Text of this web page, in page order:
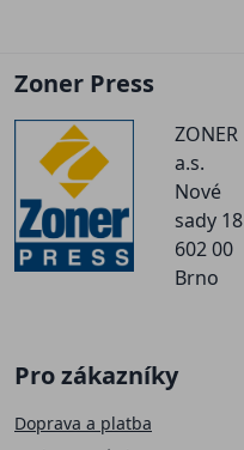
Zoner Press
ZONER
a.s.
Nové
sady 18
602 00
Brno
Pro zákazníky
Doprava a platba